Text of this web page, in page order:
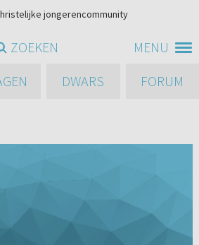
MENU
jongerencommunity
ZOEKEN
DWARS FORUM